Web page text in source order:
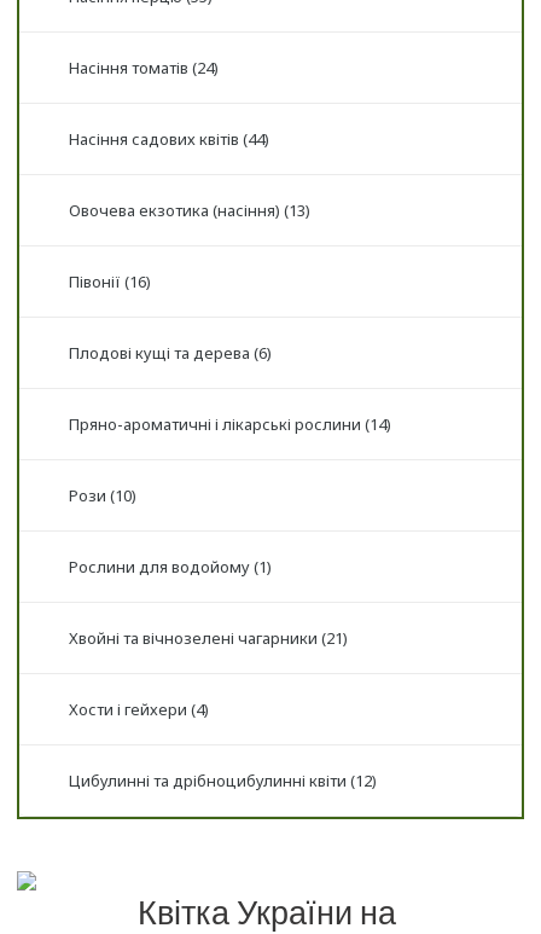
Насіння томатів (24)
Насіння садових квітів (44)
Овочева екзотика (насіння) (13)
Півонії (16)
Плодові кущі та дерева (6)
Пряно-ароматичні і лікарські рослини (14)
Рози (10)
Рослини для водойому (1)
Хвойні та вічнозелені чагарники (21)
Хости і гейхери (4)
Цибулинні та дрібноцибулинні квіти (12)
Квітка України на